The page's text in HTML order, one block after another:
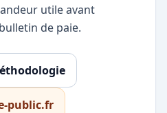
utile avant
de paie.
public.fr